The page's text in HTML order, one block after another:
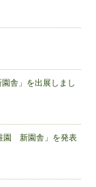
舎」を出展しまし
園 新園舎」を発表